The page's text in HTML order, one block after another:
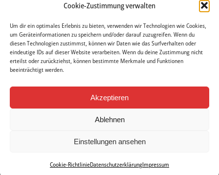
Cookie-Zustimmung verwalten
Um dir ein optimales Erlebnis zu bieten, verwenden wir Technologien wie Cookies,
um Geräteinformationen zu speichern und/oder darauf zuzugreifen. Wenn du
diesen Technologien zustimmst, können wir Daten wie das Surfverhalten oder
eindeutige IDs auf dieser Website verarbeiten. Wenn du deine Zustimmung nicht
erteilst oder zurückziehst, können bestimmte Merkmale und Funktionen
beeinträchtigt werden.
Akzeptieren
Ablehnen
Einstellungen ansehen
Cookie-RichtlinieDatenschutzerklärungImpressum
POST
Friedensweg 4
37115 Duderstadt
Ortsteil Nesselröden
© Copyright . Made with love by Grüning Photo & More .Impressum